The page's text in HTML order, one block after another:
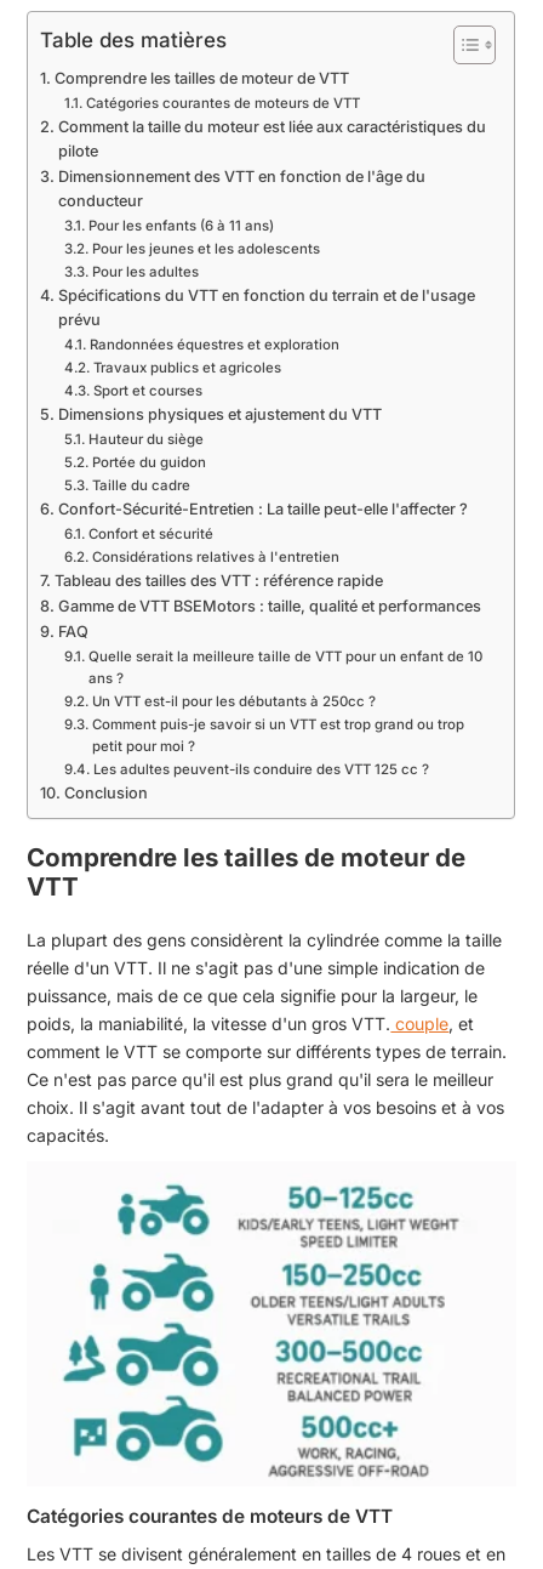
Table des matières
Comprendre les tailles de moteur de VTT
Catégories courantes de moteurs de VTT
Comment la taille du moteur est liée aux caractéristiques du
pilote
Dimensionnement des VTT en fonction de l'âge du
conducteur
Pour les enfants (6 à 11 ans)
Pour les jeunes et les adolescents
Pour les adultes
Spécifications du VTT en fonction du terrain et de l'usage
prévu
Randonnées équestres et exploration
Travaux publics et agricoles
Sport et courses
Dimensions physiques et ajustement du VTT
Hauteur du siège
Portée du guidon
Taille du cadre
Confort-Sécurité-Entretien : La taille peut-elle l'affecter ?
Confort et sécurité
Considérations relatives à l'entretien
Tableau des tailles des VTT : référence rapide
Gamme de VTT BSEMotors : taille, qualité et performances
FAQ
Quelle serait la meilleure taille de VTT pour un enfant de 10
ans ?
Un VTT est-il pour les débutants à 250cc ?
Comment puis-je savoir si un VTT est trop grand ou trop
petit pour moi ?
Les adultes peuvent-ils conduire des VTT 125 cc ?
Conclusion
Comprendre les tailles de moteur de
VTT
La plupart des gens considèrent la cylindrée comme la taille
réelle d'un VTT. Il ne s'agit pas d'une simple indication de
puissance, mais de ce que cela signifie pour la largeur, le
poids, la maniabilité, la vitesse d'un gros VTT. couple, et
comment le VTT se comporte sur différents types de terrain.
Ce n'est pas parce qu'il est plus grand qu'il sera le meilleur
choix. Il s'agit avant tout de l'adapter à vos besoins et à vos
capacités.
Catégories courantes de moteurs de VTT
Les VTT se divisent généralement en tailles de 4 roues et en